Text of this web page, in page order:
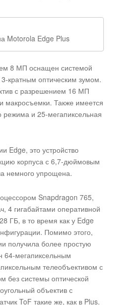
Motorola Edge Plus
8 МП оснащен системой
кратным оптическим зумом.
с разрешением 16 МП
макросъемки. Также имеется
режима и 25-мегапиксельная
Edge, это устройство
корпуса с 6,7-дюймовым
немного упрощена.
Snapdragon 765,
4 гигабайтами оперативной
ГБ, в то время как у Edge
Помимо этого,
получила более простую
64-мегапиксельным
телеобъективом с
без системы оптической
объектив с
ToF такие же, как в Plus.